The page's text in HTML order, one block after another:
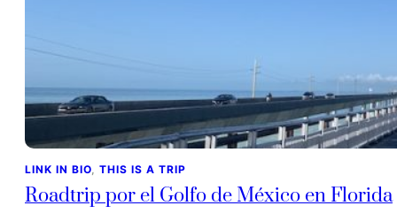
LINK IN BIO, THIS IS A TRIP
Roadtrip por el Golfo de México en Florida